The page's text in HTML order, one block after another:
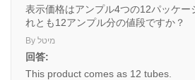
表示価格はアンプル4つの12パッケー
れとも12アンプル分の値段ですか？
By מיטל
回答:
This product comes as 12 tubes.